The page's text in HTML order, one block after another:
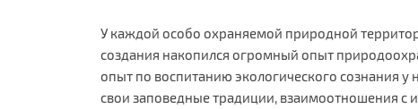
У каждой особо охраняемой природной
создания накопился огромный опыт
опыт по воспитанию экологического сознания у
свои заповедные традиции, взаимоотношения с